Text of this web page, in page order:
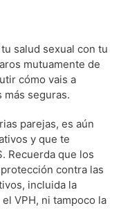
salud sexual con tu
mutuamente de
cómo vais a
seguras.
parejas, es aún
y que te
Recuerda que los
contra las
incluida la
VPH, ni tampoco la